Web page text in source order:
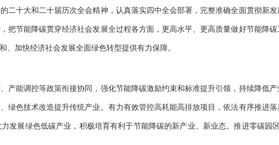
十大和二十届历次全会精神，认真落实四中全会部署，完整准确全面贯彻新
把节能降碳贯穿经济社会发展全过程各方面，更高水平、更高质量做好节能降
加快经济社会发展全面绿色转型提供有力保障。
能调控等政策衔接协同，强化节能降碳激励约束和标准提升引领，持续降低
绿色技术改造提升传统产业。有力有效管控高耗能高排放项目，依法有序推进
发展绿色低碳产业，积极培育有利于节能降碳的新产业、新业态。推进零碳园